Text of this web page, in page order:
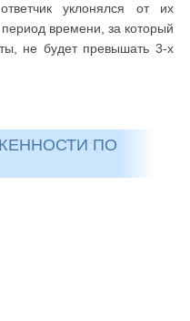
уклонялся от их
времени, за который
не будет превышать 3-х
ПО